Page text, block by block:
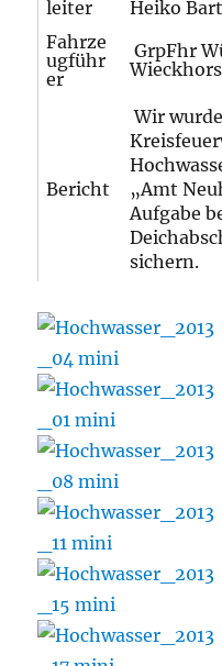
leiter
Heiko
Fahrze
ugführ
er
GrpFhr
Bericht
Wir
„Amt
Aufgabe
sichern.